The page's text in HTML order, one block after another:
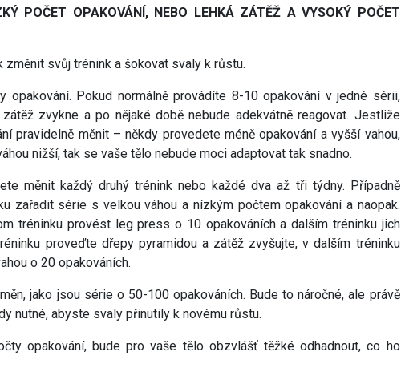
POČET OPAKOVÁNÍ, NEBO LEHKÁ ZÁTĚŽ A VYSOKÝ POČET
změnit svůj trénink a šokovat svaly k růstu.
opakování. Pokud normálně provádíte 8-10 opakování v jedné sérii,
zvykne a po nějaké době nebude adekvátně reagovat. Jestliže
pravidelně měnit – někdy provedete méně opakování a vyšší vahou,
nižší, tak se vaše tělo nebude moci adaptovat tak snadno.
měnit každý druhý trénink nebo každé dva až tři týdny. Případně
zařadit série s velkou váhou a nízkým počtem opakování a naopak.
tréninku provést leg press o 10 opakováních a dalším tréninku jich
proveďte dřepy pyramidou a zátěž zvyšujte, v dalším tréninku
o 20 opakováních.
jako jsou série o 50-100 opakováních. Bude to náročné, ale právě
nutné, abyste svaly přinutily k novému růstu.
opakování, bude pro vaše tělo obzvlášť těžké odhadnout, co ho